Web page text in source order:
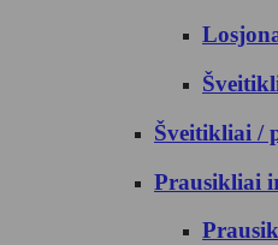
Šveitikliai /
Prausikliai